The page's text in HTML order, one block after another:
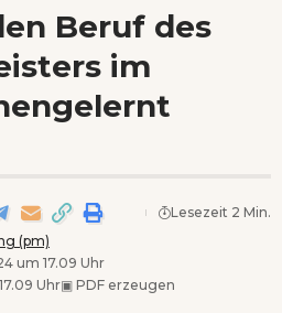
Beruf des
im
(pm)
um 17.09 Uhr
Uhr▣ PDF erzeugen
Lesezeit 2 Min.